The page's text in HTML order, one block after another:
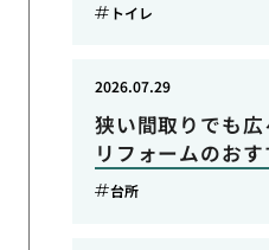
トイレ
狭い間取りでも
リフォームのお
2026.07.29
台所